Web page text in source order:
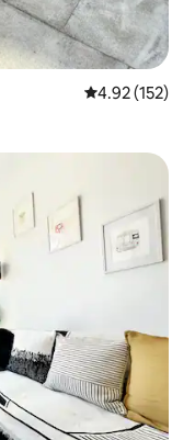
평점 4.92점(5
4.92 (152)